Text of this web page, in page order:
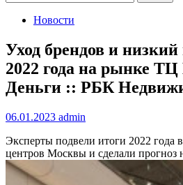
Новости
Уход брендов и низкий
2022 года на рынке
Деньги :: РБК
06.01.2023 admin
Эксперты подвели итоги 2022 года
центров Москвы и сделали прогноз